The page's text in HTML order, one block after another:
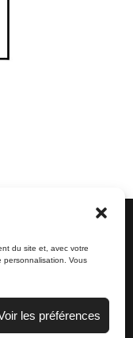
du site et, avec votre
personnalisation. Vous
les préférences